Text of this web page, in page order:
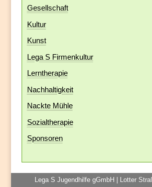
Gesellschaft
Kultur
Kunst
Lega S Firmenkultur
Lerntherapie
Nachhaltigkeit
Nackte Mühle
Sozialtherapie
Sponsoren
Lega S Jugendhilfe gGmbH | Lotter